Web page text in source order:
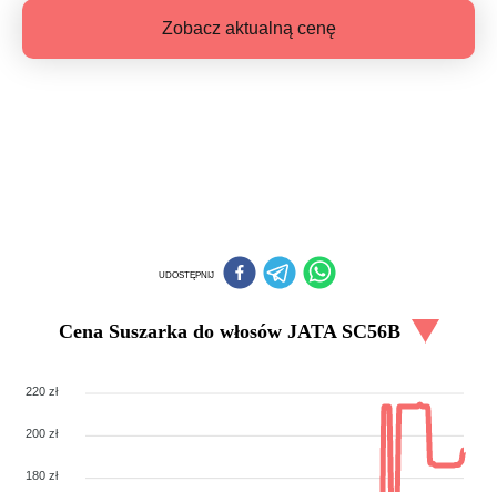
Zobacz aktualną cenę
UDOSTĘPNIJ
Cena Suszarka do włosów JATA SC56B
220 zł
200 zł
180 zł